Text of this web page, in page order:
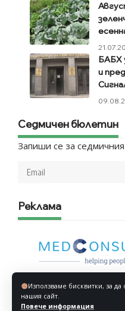
Използваме бисквитки, за
нашия сайт.
Повече информация
БАБХ
и
Седмичен бюлетин
Запиши се за
Реклама